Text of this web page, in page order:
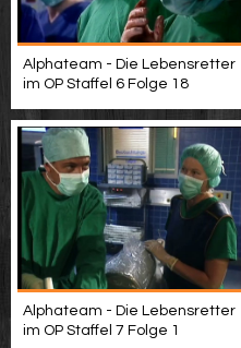
Alphateam - Die Lebensretter
im OP Staffel 6 Folge 18
Alphateam - Die Lebensretter
im OP Staffel 7 Folge 1